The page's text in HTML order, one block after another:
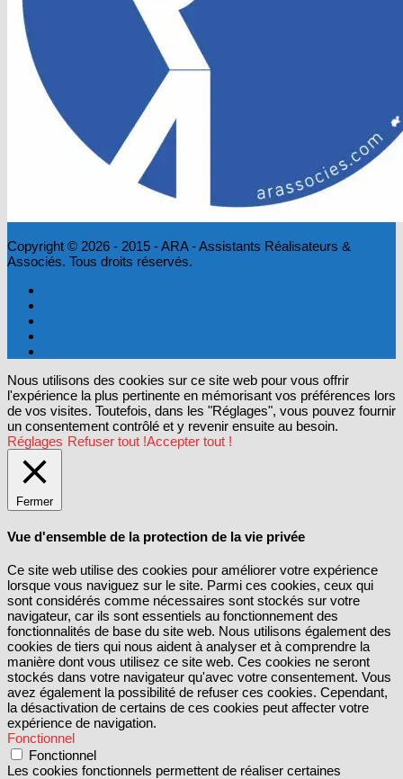
Copyright © 2026 - 2015 - ARA - Assistants Réalisateurs &
Associés. Tous droits réservés.
Nous utilisons des cookies sur ce site web pour vous offrir
l'expérience la plus pertinente en mémorisant vos préférences lors
de vos visites. Toutefois, dans les "Réglages", vous pouvez fournir
un consentement contrôlé et y revenir ensuite au besoin.
Réglages Refuser tout !Accepter tout !
Fermer
Vue d'ensemble de la protection de la vie privée
Ce site web utilise des cookies pour améliorer votre expérience
lorsque vous naviguez sur le site. Parmi ces cookies, ceux qui
sont considérés comme nécessaires sont stockés sur votre
navigateur, car ils sont essentiels au fonctionnement des
fonctionnalités de base du site web. Nous utilisons également des
cookies de tiers qui nous aident à analyser et à comprendre la
manière dont vous utilisez ce site web. Ces cookies ne seront
stockés dans votre navigateur qu'avec votre consentement. Vous
avez également la possibilité de refuser ces cookies. Cependant,
la désactivation de certains de ces cookies peut affecter votre
expérience de navigation.
Fonctionnel
Fonctionnel
Les cookies fonctionnels permettent de réaliser certaines